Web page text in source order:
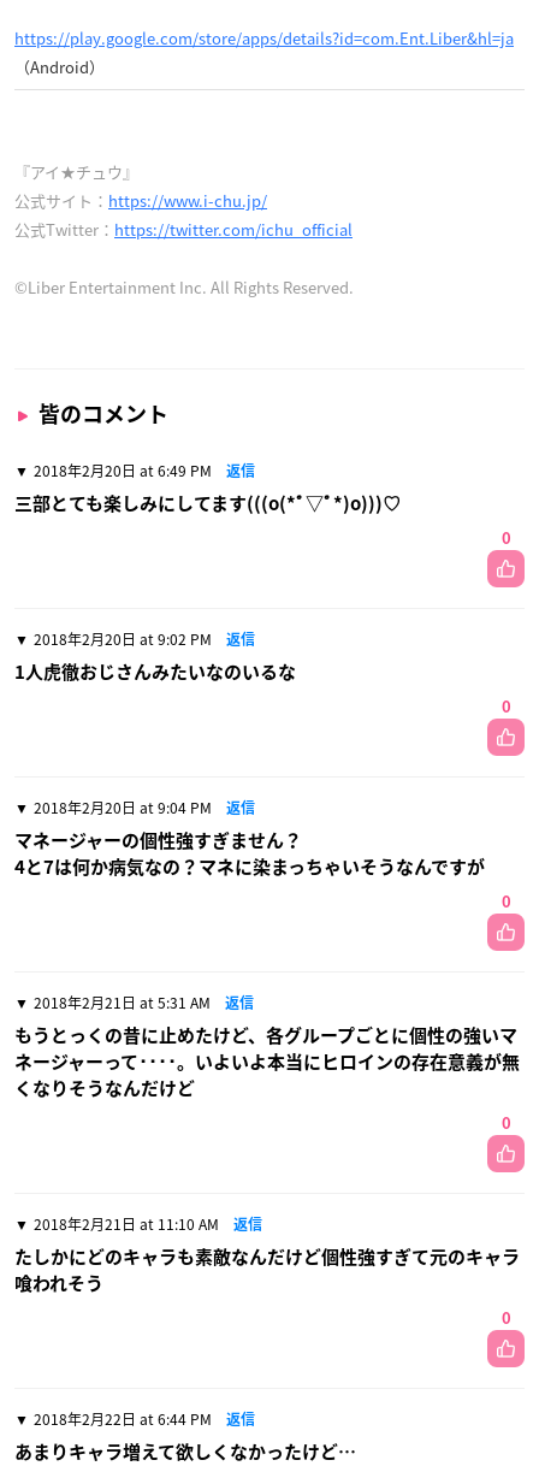
https://play.google.com/store/apps/details?id=com.Ent.Liber&hl=ja
（Android）
『アイ★チュウ』
公式サイト： https://www.i-chu.jp/
公式Twitter： https://twitter.com/ichu_official
©Liber Entertainment Inc. All Rights Reserved.
皆のコメント
2018年2月20日 at 6:49 PM 返信
三部とても楽しみにしてます(((o(*ﾟ▽ﾟ*)o)))♡
0
2018年2月20日 at 9:02 PM 返信
1人虎徹おじさんみたいなのいるな
0
2018年2月20日 at 9:04 PM 返信
マネージャーの個性強すぎません？
4と7は何か病気なの？マネに染まっちゃいそうなんですが
0
2018年2月21日 at 5:31 AM 返信
もうとっくの昔に止めたけど、各グループごとに個性の強いマ
ネージャーって････。いよいよ本当にヒロインの存在意義が無
くなりそうなんだけど
0
2018年2月21日 at 11:10 AM 返信
たしかにどのキャラも素敵なんだけど個性強すぎて元のキャラ
喰われそう
0
2018年2月22日 at 6:44 PM 返信
あまりキャラ増えて欲しくなかったけど…